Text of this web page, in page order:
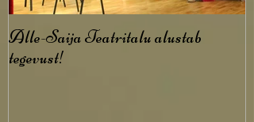
Alle-Saija Teatritalu alustab
tegevust!